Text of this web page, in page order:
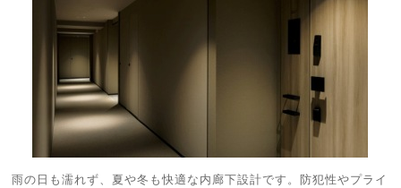
雨の日も濡れず、夏や冬も快適な内廊下設計です。防犯性やプライ